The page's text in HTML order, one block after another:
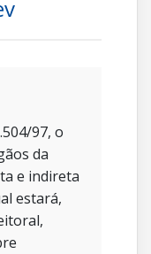
97, o
da
e indireta
estará,